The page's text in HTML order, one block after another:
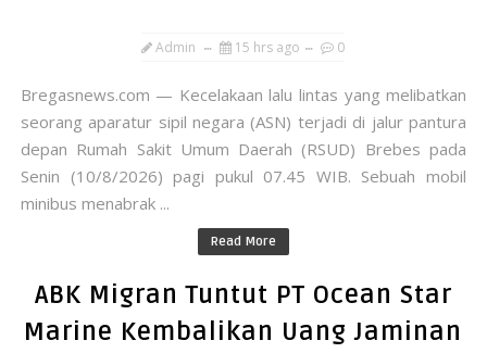
Admin 15 hrs ago 0
Bregasnews.com — Kecelakaan lalu lintas yang melibatkan
seorang aparatur sipil negara (ASN) terjadi di jalur pantura
depan Rumah Sakit Umum Daerah (RSUD) Brebes pada
Senin (10/8/2026) pagi pukul 07.45 WIB. Sebuah mobil
minibus menabrak ...
Read More
ABK Migran Tuntut PT Ocean Star
Marine Kembalikan Uang Jaminan